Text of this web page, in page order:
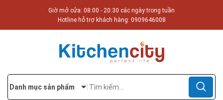
Giờ mở cửa: 08:00 - 20:30 các ngày trong tuần
Hotline hỗ trợ khách hàng: 0909646008
Danh mục sản phẩm